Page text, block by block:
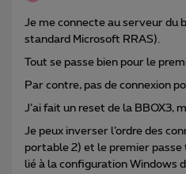
Je me connecte au serveur du
standard Microsoft RRAS).
Tout se passe bien pour le
Par contre, pas de connexion
J’ai fait un reset de la BBOX3,
Je peux inverser l’ordre des
portable 2) et le premier passe
lié à la configuration Windows